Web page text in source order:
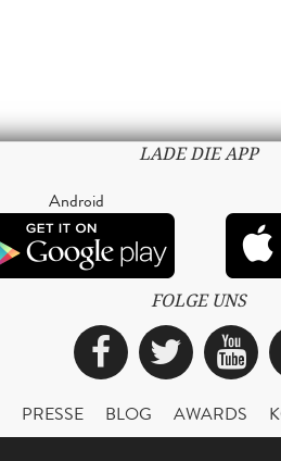
LADE DIE APP
Android
FOLGE UNS
Facebook
Twitter
PRESSE BLOG AWARDS